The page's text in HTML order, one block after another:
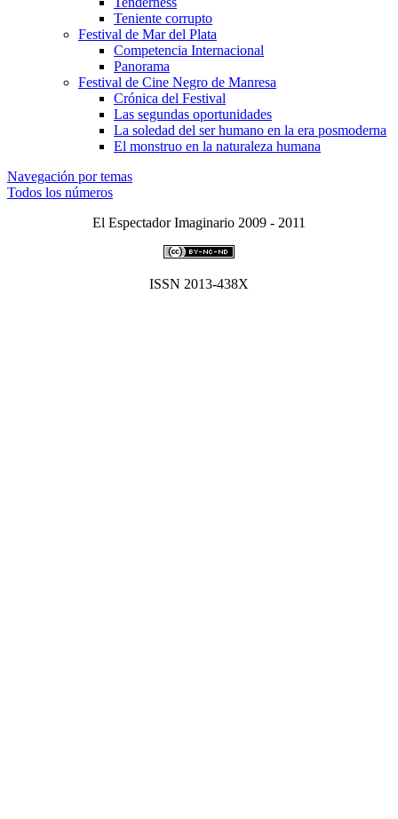
Teniente corrupto
Festival de Mar del Plata
Competencia Internacional
Panorama
Festival de Cine Negro de Manresa
Crónica del Festival
Las segundas oportunidades
La soledad del ser humano en la era posmoderna
El monstruo en la naturaleza humana
Navegación por temas
Todos los números
El Espectador Imaginario 2009 - 2011
ISSN 2013-438X